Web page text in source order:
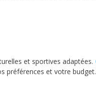
et sportives adaptées.
préférences et votre budget.